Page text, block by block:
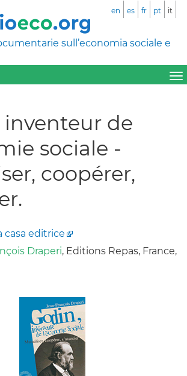
sull’economia sociale e
en es fr pt it
inventeur de
sociale -
coopérer,
casa editrice
Draperi, Editions Repas, France,